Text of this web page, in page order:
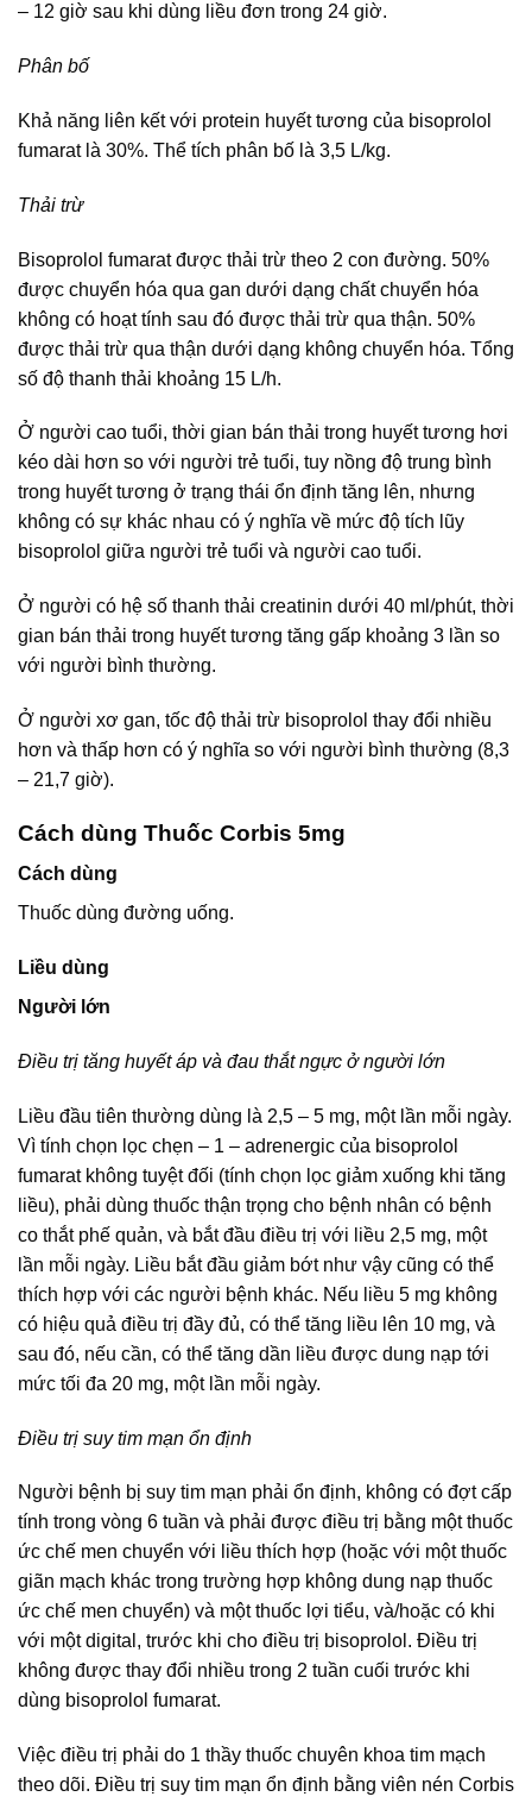
– 12 giờ sau khi dùng liều đơn trong 24 giờ.
Phân bố
Khả năng liên kết với protein huyết tương của bisoprolol
fumarat là 30%. Thể tích phân bố là 3,5 L/kg.
Thải trừ
Bisoprolol fumarat được thải trừ theo 2 con đường. 50%
được chuyển hóa qua gan dưới dạng chất chuyển hóa
không có hoạt tính sau đó được thải trừ qua thận. 50%
được thải trừ qua thận dưới dạng không chuyển hóa. Tổng
số độ thanh thải khoảng 15 L/h.
Ở người cao tuổi, thời gian bán thải trong huyết tương hơi
kéo dài hơn so với người trẻ tuổi, tuy nồng độ trung bình
trong huyết tương ở trạng thái ổn định tăng lên, nhưng
không có sự khác nhau có ý nghĩa về mức độ tích lũy
bisoprolol giữa người trẻ tuổi và người cao tuổi.
Ở người có hệ số thanh thải creatinin dưới 40 ml/phút, thời
gian bán thải trong huyết tương tăng gấp khoảng 3 lần so
với người bình thường.
Ở người xơ gan, tốc độ thải trừ bisoprolol thay đổi nhiều
hơn và thấp hơn có ý nghĩa so với người bình thường (8,3
– 21,7 giờ).
Cách dùng Thuốc Corbis 5mg
Cách dùng
Thuốc dùng đường uống.
Liều dùng
Người lớn
Điều trị tăng huyết áp và đau thắt ngực ở người lớn
Liều đầu tiên thường dùng là 2,5 – 5 mg, một lần mỗi ngày.
Vì tính chọn lọc chẹn – 1 – adrenergic của bisoprolol
fumarat không tuyệt đối (tính chọn lọc giảm xuống khi tăng
liều), phải dùng thuốc thận trọng cho bệnh nhân có bệnh
co thắt phế quản, và bắt đầu điều trị với liều 2,5 mg, một
lần mỗi ngày. Liều bắt đầu giảm bớt như vậy cũng có thể
thích hợp với các người bệnh khác. Nếu liều 5 mg không
có hiệu quả điều trị đầy đủ, có thể tăng liều lên 10 mg, và
sau đó, nếu cần, có thể tăng dần liều được dung nạp tới
mức tối đa 20 mg, một lần mỗi ngày.
Điều trị suy tim mạn ổn định
Người bệnh bị suy tim mạn phải ổn định, không có đợt cấp
tính trong vòng 6 tuần và phải được điều trị bằng một thuốc
ức chế men chuyển với liều thích hợp (hoặc với một thuốc
giãn mạch khác trong trường hợp không dung nạp thuốc
ức chế men chuyển) và một thuốc lợi tiểu, và/hoặc có khi
với một digital, trước khi cho điều trị bisoprolol. Điều trị
không được thay đổi nhiều trong 2 tuần cuối trước khi
dùng bisoprolol fumarat.
Việc điều trị phải do 1 thầy thuốc chuyên khoa tim mạch
theo dõi. Điều trị suy tim mạn ổn định bằng viên nén Corbis